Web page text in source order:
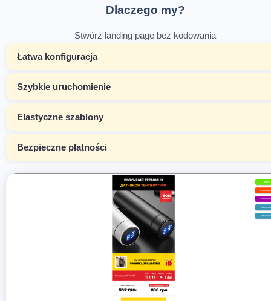
Dlaczego my?
Stwórz landing page bez kodowania
Łatwa konfiguracja
Szybkie uruchomienie
Elastyczne szablony
Bezpieczne płatności